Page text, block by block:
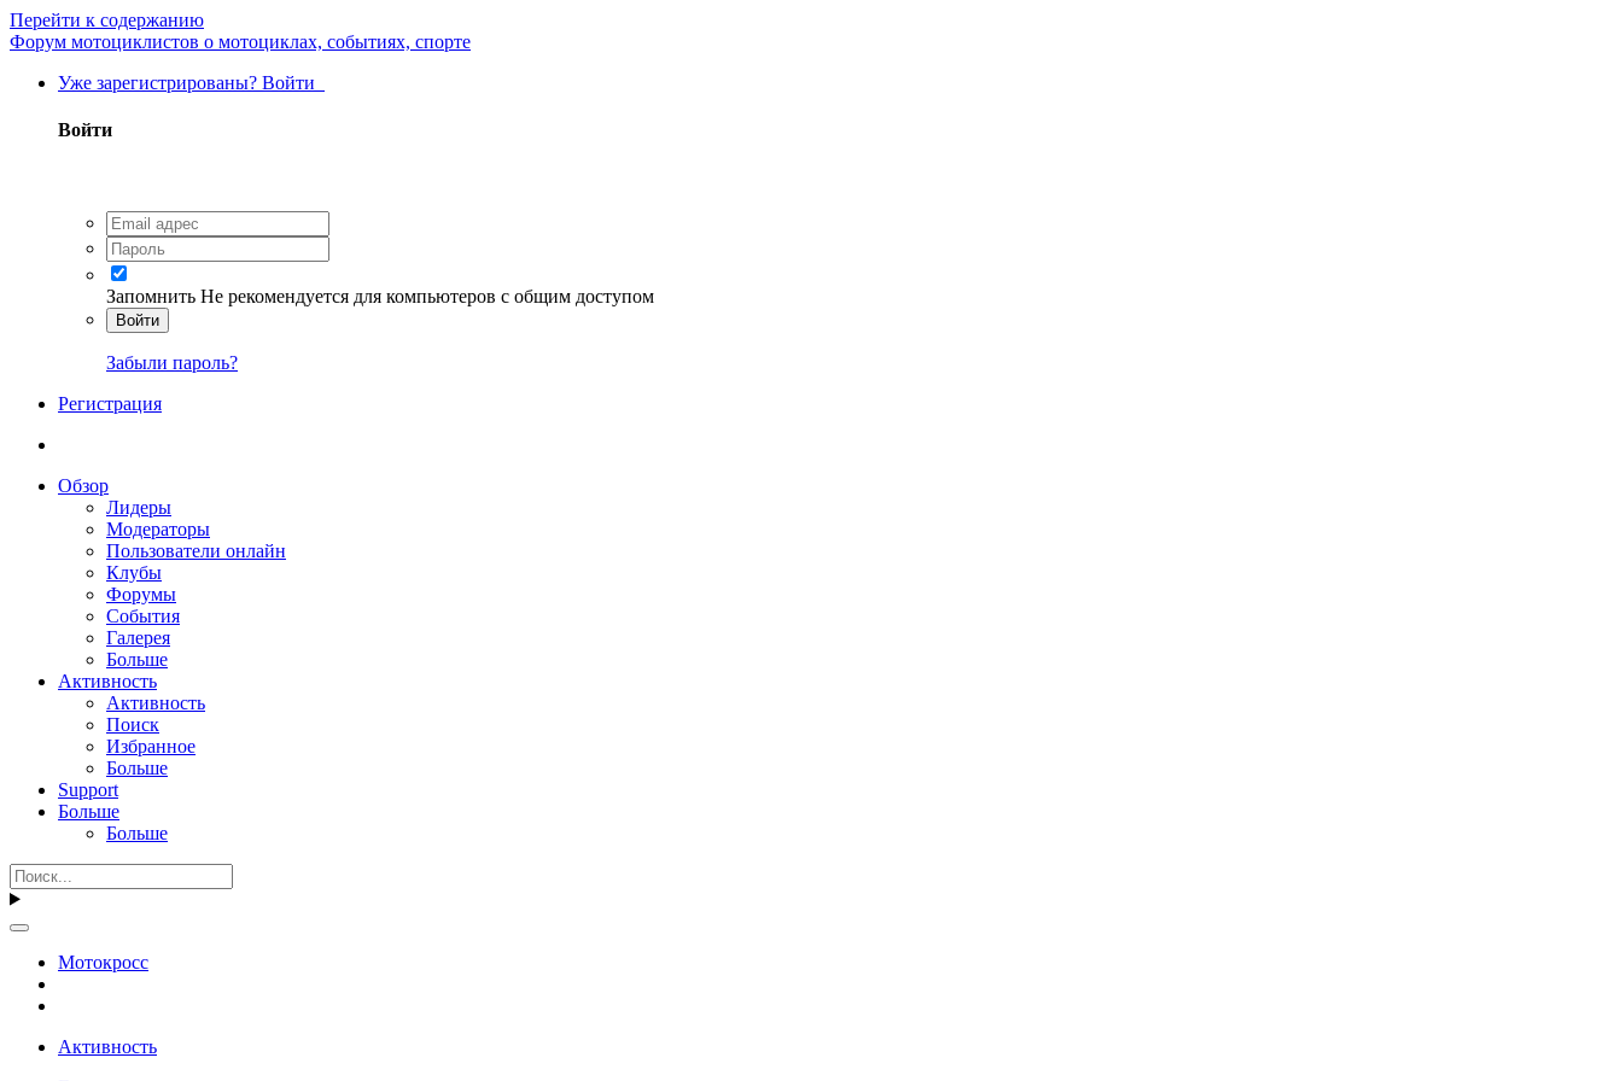
Перейти к содержанию
Форум мотоциклистов о мотоциклах, событиях, спорте
Уже зарегистрированы? Войти
Войти
Запомнить Не рекомендуется для компьютеров с общим доступом
Войти
Забыли пароль?
Регистрация
Обзор
Лидеры
Модераторы
Пользователи онлайн
Клубы
Форумы
События
Галерея
Больше
Активность
Активность
Поиск
Избранное
Больше
Support
Больше
Больше
Мотокросс
Активность